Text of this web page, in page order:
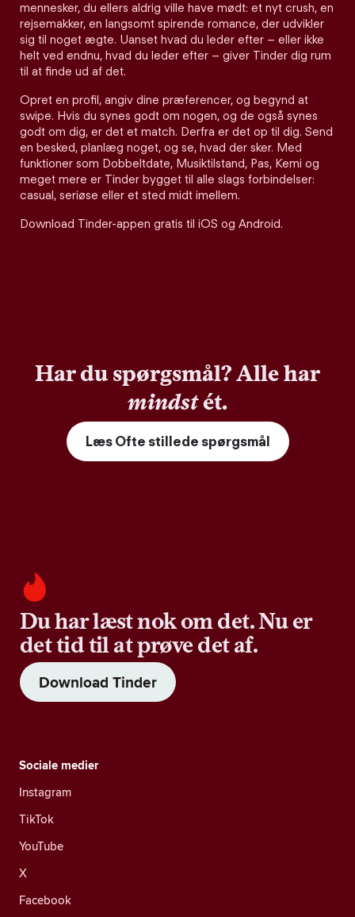
mennesker, du ellers aldrig ville have mødt: et nyt crush, en
rejsemakker, en langsomt spirende romance, der udvikler
sig til noget ægte. Uanset hvad du leder efter – eller ikke
helt ved endnu, hvad du leder efter – giver Tinder dig rum
til at finde ud af det.
Opret en profil, angiv dine præferencer, og begynd at
swipe. Hvis du synes godt om nogen, og de også synes
godt om dig, er det et match. Derfra er det op til dig. Send
en besked, planlæg noget, og se, hvad der sker. Med
funktioner som Dobbeltdate, Musiktilstand, Pas, Kemi og
meget mere er Tinder bygget til alle slags forbindelser:
casual, seriøse eller et sted midt imellem.
Download Tinder-appen gratis til iOS og Android.
Har du spørgsmål? Alle har
mindstét.
Læs Ofte stillede spørgsmål
Du har læst nok om det. Nu er
det tid til at prøve det af.
Download Tinder
Sociale medier
Instagram
TikTok
YouTube
X
Facebook